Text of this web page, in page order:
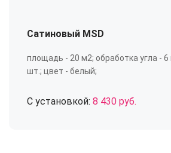
Сатиновый MSD
площадь - 20 м2; обработка угла - 6
шт.; цвет - белый;
С установкой: 8 430 руб.